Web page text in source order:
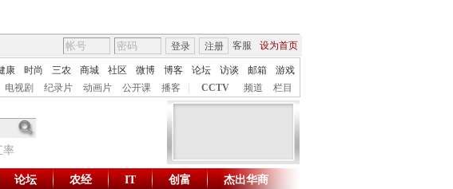
客服 设为首页
登录 注册
康 时尚 三农 商城 社区 微博 博客 论坛 访谈 邮箱
游戏
电视剧 纪录片 动画片 公开课 播客 CCTV 频道 栏目
率
论坛 农经 IT 创富 杰出华商